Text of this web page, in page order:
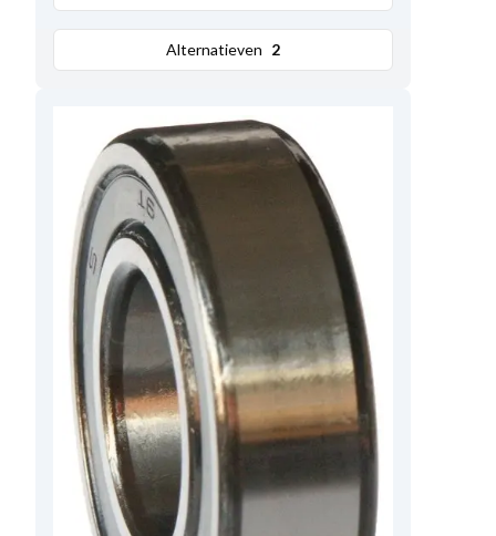
Alternatieven 2